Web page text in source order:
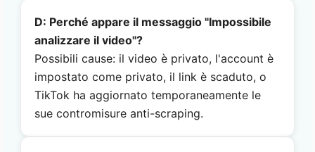
D: Perché appare il messaggio "Impossibile
analizzare il video"?
Possibili cause: il video è privato, l'account è
impostato come privato, il link è scaduto, o
TikTok ha aggiornato temporaneamente le
sue contromisure anti-scraping.